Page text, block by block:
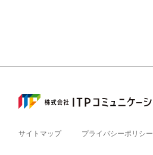
サイトマップ プライバシーポリシー